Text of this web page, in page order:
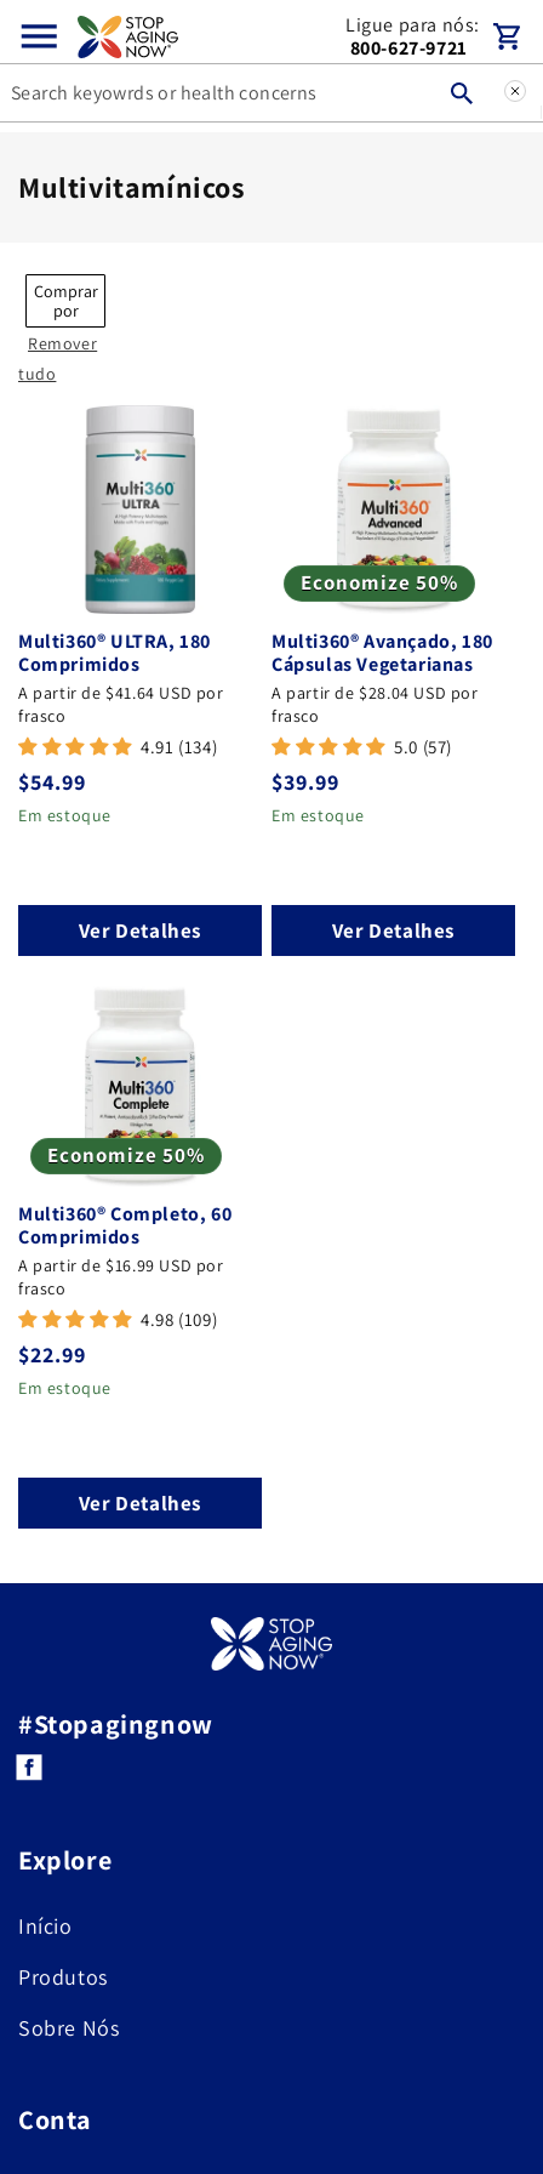
para o
conteúdo
Ligue para nós:
800-627-9721
Carrinho
C
ç
ã
Multivitamínicos
Comprar
por
Remover
tudo
Multi360® ULTRA, 180
Comprimidos
A partir de $41.64 USD por
frasco
4.91 (134)
Preço
normal
$54.99
Em estoque
Ver Detalhes
Economize 50%
Multi360® Avançado, 180
Cápsulas Vegetarianas
A partir de $28.04 USD por
frasco
5.0 (57)
Preço
normal
$39.99
Em estoque
Ver Detalhes
Economize 50%
Multi360® Completo, 60
Comprimidos
A partir de $16.99 USD por
frasco
4.98 (109)
Preço
normal
$22.99
Em estoque
Ver Detalhes
#Stopagingnow
Facebook
Explore
Início
Produtos
Sobre Nós
Conta